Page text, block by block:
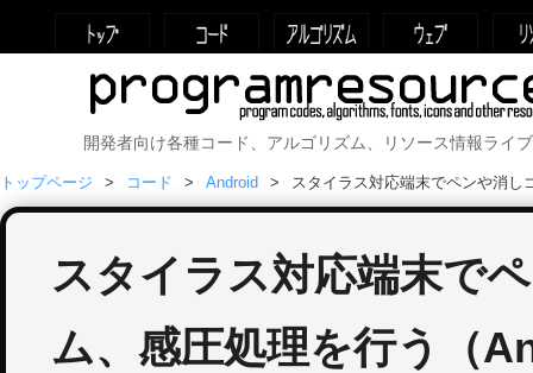
開発者向け各種コード、アルゴリズム、リソース情報ラ
トップページ コード Android スタイラス対応端末でペンや消し
スタイラス対応端末で
ム、感圧処理を行う（